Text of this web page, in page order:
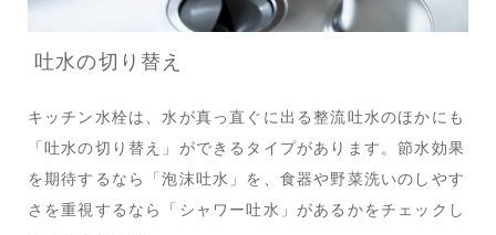
吐水の切り替え
キッチン水栓は、水が真っ直ぐに出る整流吐水のほかにも
「吐水の切り替え」ができるタイプがあります。節水効果
を期待するなら「泡沫吐水」を、食器や野菜洗いのしやす
さを重視するなら「シャワー吐水」があるかをチェックし